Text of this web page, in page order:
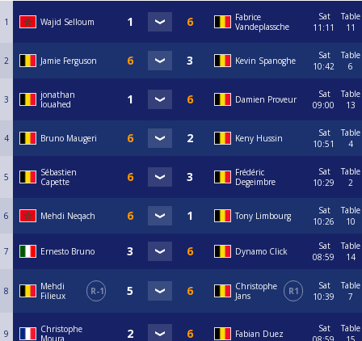
1 Wajid Selloum
Fabrice
Vandeplassche
Sat
11:11
Table
11
2 Jamie Ferguson Kevin Spanoghe
Sat
10:42
Table
6
3
jonathan
louahed
Damien Proveur
Sat
09:00
Table
13
4 Bruno Maugeri Keny Hussin
Sat
10:51
Table
4
5
Sébastien
Capette
Frédéric
Degeimbre
Sat
10:29
Table
2
6 Mehdi Neqach Tony Limbourg
Sat
10:26
Table
10
7 Ernesto Bruno Dynamo Click
Sat
08:59
Table
14
8
Mehdi
Filieux
R-1
Christophe
Jans
R1
Sat
10:39
Table
7
9
Christophe
Fabian Duez
Sat
Table